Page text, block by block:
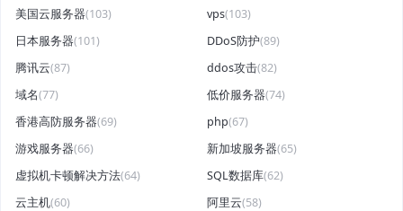
美国云服务器(103) vps(103)
日本服务器(101) DDoS防护(89)
腾讯云(87) ddos攻击(82)
域名(77) 低价服务器(74)
香港高防服务器(69) php(67)
游戏服务器(66) 新加坡服务器(65)
虚拟机卡顿解决方法(64) SQL数据库(62)
云主机(60) 阿里云(58)